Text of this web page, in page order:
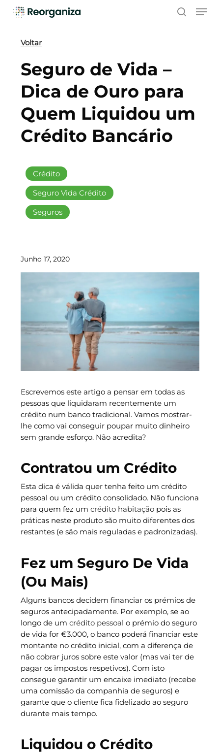
Skip
contentVoltar
Crédito
Seguro Vida Crédito
Seguros
Seguro de Vida –
Dica de Ouro para
Quem Liquidou um
Crédito Bancário
Junho 17, 2020
Escrevemos este artigo a pensar em todas as
pessoas que liquidaram recentemente um
crédito num banco tradicional. Vamos mostrar-
lhe como vai conseguir poupar muito dinheiro
sem grande esforço. Não acredita?
Contratou um Crédito
Esta dica é válida quer tenha feito um crédito
pessoal ou um crédito consolidado. Não funciona
para quem fez um crédito habitaçãopois as
práticas neste produto são muito diferentes dos
restantes (e são mais reguladas e padronizadas).
Fez um Seguro De Vida
(Ou Mais)
Alguns bancos decidem financiar os prémios de
seguros antecipadamente. Por exemplo, se ao
longo de um crédito pessoal o prémio do seguro
de vida for €3.000, o banco poderá financiar este
montante no crédito inicial, com a diferença de
não cobrar juros sobre este valor (mas vai ter de
pagar os impostos respetivos). Com isto
consegue garantir um encaixe imediato (recebe
uma comissão da companhia de seguros) e
garante que o cliente fica fidelizado ao seguro
durante mais tempo.
Liquidou o Crédito